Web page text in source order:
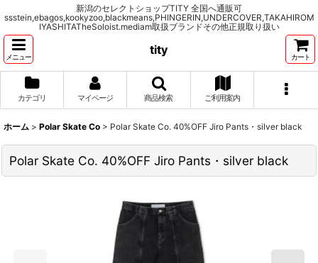
新潟のセレクトショップTITY 全国へ通販可
ssstein,ebagos,kookyzoo,blackmeans,PHINGERIN,UNDERCOVER,TAKAHIROM
IYASHITATheSoloist.mediam取扱ブランドその他正規取り扱い
メニュー
tity
カート
カテゴリ マイページ 商品検索 ご利用案内
ホーム > Polar Skate Co > Polar Skate Co. 40%OFF Jiro Pants・silver black
Polar Skate Co. 40%OFF Jiro Pants・silver black